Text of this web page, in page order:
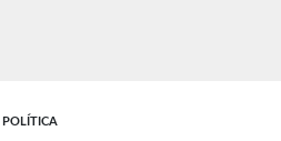
POLÍTICA